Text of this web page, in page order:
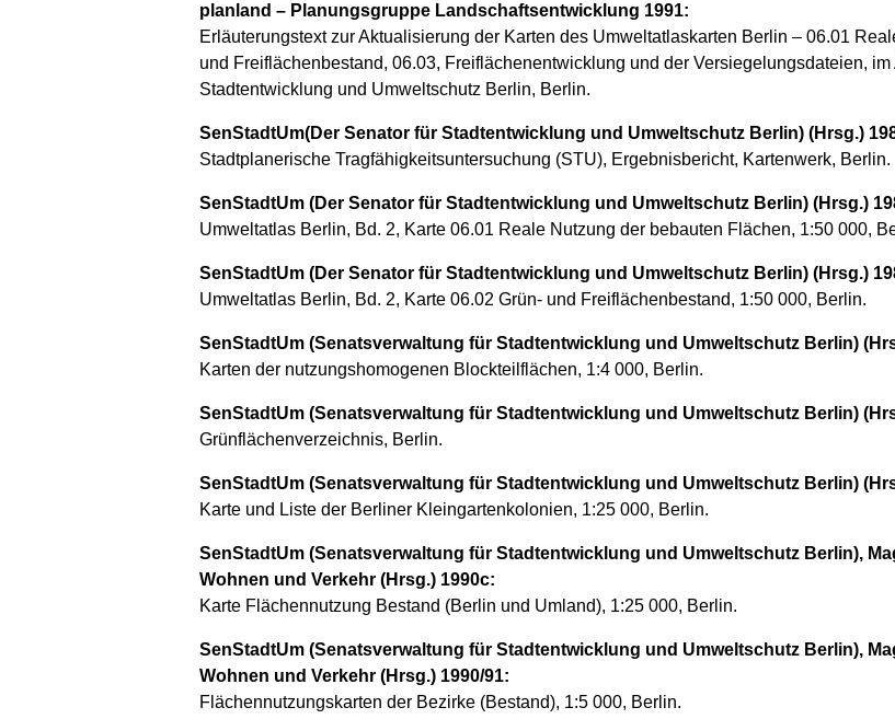
planland – Planungsgruppe Landschaftsentwicklung 1991:
Erläuterungstext zur Aktualisierung der Karten des Umweltatlaskarten Berlin – 06.01
und Freiflächenbestand, 06.03, Freiflächenentwicklung und der Versiegelungsdateien,
Stadtentwicklung und Umweltschutz Berlin, Berlin.
SenStadtUm(Der Senator für Stadtentwicklung und Umweltschutz Berlin) (Hrsg.)
Stadtplanerische Tragfähigkeitsuntersuchung (STU), Ergebnisbericht, Kartenwerk, Berlin.
SenStadtUm (Der Senator für Stadtentwicklung und Umweltschutz Berlin) (Hrsg.)
Umweltatlas Berlin, Bd. 2, Karte 06.01 Reale Nutzung der bebauten Flächen, 1:50 000,
SenStadtUm (Der Senator für Stadtentwicklung und Umweltschutz Berlin) (Hrsg.)
Umweltatlas Berlin, Bd. 2, Karte 06.02 Grün- und Freiflächenbestand, 1:50 000, Berlin.
SenStadtUm (Senatsverwaltung für Stadtentwicklung und Umweltschutz Berlin)
Karten der nutzungshomogenen Blockteilflächen, 1:4 000, Berlin.
SenStadtUm (Senatsverwaltung für Stadtentwicklung und Umweltschutz Berlin)
Grünflächenverzeichnis, Berlin.
SenStadtUm (Senatsverwaltung für Stadtentwicklung und Umweltschutz Berlin)
Karte und Liste der Berliner Kleingartenkolonien, 1:25 000, Berlin.
SenStadtUm (Senatsverwaltung für Stadtentwicklung und Umweltschutz Berlin),
Wohnen und Verkehr (Hrsg.) 1990c:
Karte Flächennutzung Bestand (Berlin und Umland), 1:25 000, Berlin.
SenStadtUm (Senatsverwaltung für Stadtentwicklung und Umweltschutz Berlin),
Wohnen und Verkehr (Hrsg.) 1990/91:
Flächennutzungskarten der Bezirke (Bestand), 1:5 000, Berlin.